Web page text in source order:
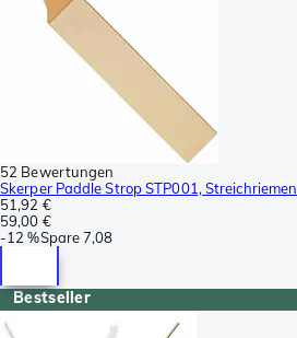
52 Bewertungen
Skerper Paddle Strop STP001, Streichriemen
51,92 €
59,00 €
-12 %Spare7,08
Bestseller